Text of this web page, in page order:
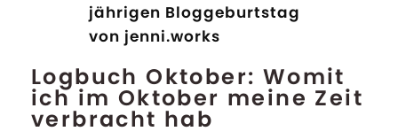
jährigen Bloggeburtstag
von jenni.works
Logbuch Oktober: Womit
ich im Oktober meine Zeit
verbracht hab